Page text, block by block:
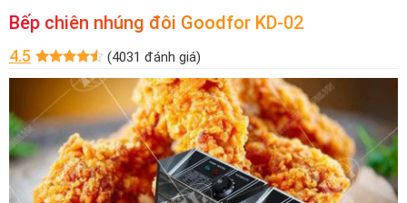
Bếp chiên nhúng đôi Goodfor KD-02
4.5 (4031 đánh giá)